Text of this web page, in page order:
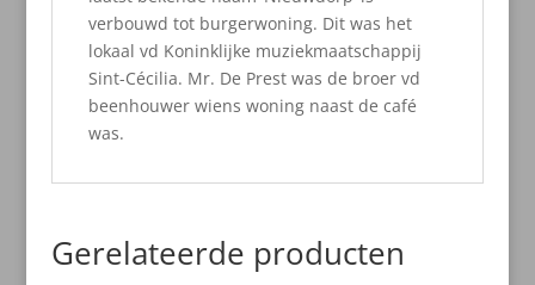
verbouwd tot burgerwoning. Dit was het
lokaal vd Koninklijke muziekmaatschappij
Sint-Cécilia. Mr. De Prest was de broer vd
beenhouwer wiens woning naast de café
was.
Gerelateerde producten